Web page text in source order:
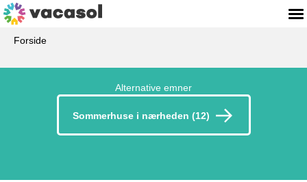
Forside
Alternative emner
Sommerhuse i nærheden (12)